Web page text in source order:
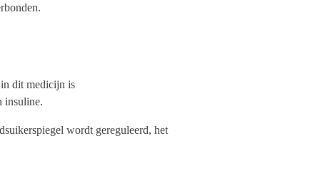
dit medicijn is
insuline.
wordt gereguleerd, het